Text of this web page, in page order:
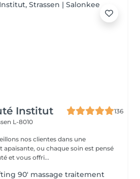
Institut
136
L-8010
nos clientes dans une
ou chaque soin est pensé
et vous offri...
90' massage traitement